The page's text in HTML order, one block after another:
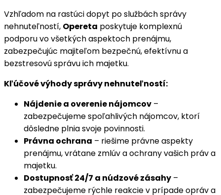
Vzhľadom na rastúci dopyt po službách správy
nehnuteľností, Opereta poskytuje komplexnú
podporu vo všetkých aspektoch prenájmu,
zabezpečujúc majiteľom bezpečnú, efektívnu a
bezstresovú správu ich majetku.
Kľúčové výhody správy nehnuteľností:
Nájdenie a overenie nájomcov –
zabezpečujeme spoľahlivých nájomcov, ktorí
dôsledne plnia svoje povinnosti.
Právna ochrana – riešime právne aspekty
prenájmu, vrátane zmlúv a ochrany vašich práv a
majetku.
Dostupnosť 24/7 a núdzové zásahy –
zabezpečujeme rýchle reakcie v prípade opráv a